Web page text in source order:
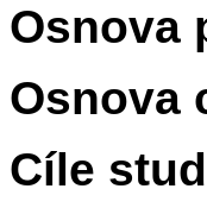
Osnova
Osnova
Cíle